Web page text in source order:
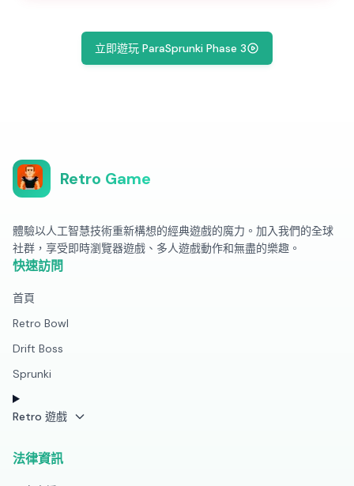
立即遊玩 ParaSprunki Phase 3
Retro Game
體驗以人工智慧技術重新構想的經典遊戲的魔力。加入我們的全球
社群，享受即時瀏覽器遊戲、多人遊戲動作和無盡的樂趣。
快速訪問
首頁
Retro Bowl
Drift Boss
Sprunki
Retro 遊戲
法律資訊